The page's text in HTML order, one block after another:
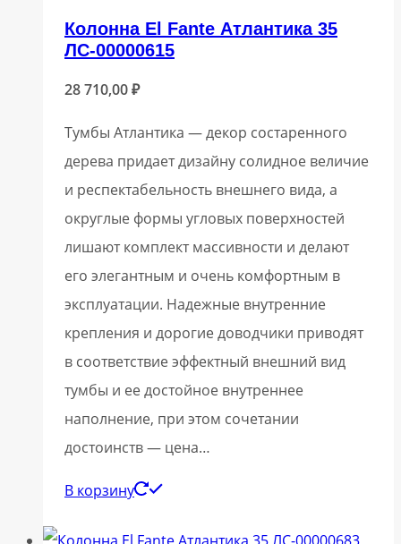
Колонна El Fante Атлантика 35
ЛС-00000615
28 710,00₽
Тумбы Атлантика — декор состаренного
дерева придает дизайну солидное величие
и респектабельность внешнего вида, а
округлые формы угловых поверхностей
лишают комплект массивности и делают
его элегантным и очень комфортным в
эксплуатации. Надежные внутренние
крепления и дорогие доводчики приводят
в соответствие эффектный внешний вид
тумбы и ее достойное внутреннее
наполнение, при этом сочетании
достоинств — цена…
В корзину